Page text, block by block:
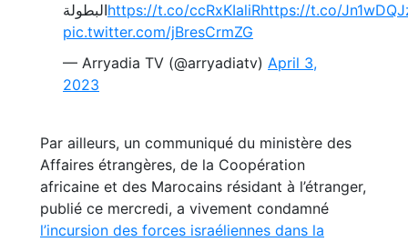
البطولةhttps://t.co/ccRxKIaliRhttps://t.co/
pic.twitter.com/jBresCrmZG
— Arryadia TV (@arryadiatv) April 3,
2023
Par ailleurs, un communiqué du ministère des
Affaires étrangères, de la Coopération
africaine et des Marocains résidant à l’étranger,
publié ce mercredi, a vivement condamné
l’incursion des forces israéliennes dans la